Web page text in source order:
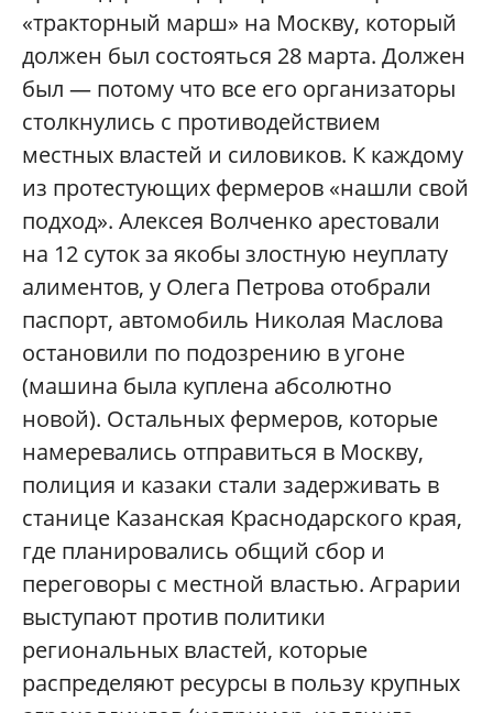
«тракторный марш» на Москву, который
должен был состояться 28 марта. Должен
был — потому что все его организаторы
столкнулись с противодействием
местных властей и силовиков. К каждому
из протестующих фермеров «нашли свой
подход». Алексея Волченко арестовали
на 12 суток за якобы злостную неуплату
алиментов, у Олега Петрова отобрали
паспорт, автомобиль Николая Маслова
остановили по подозрению в угоне
(машина была куплена абсолютно
новой). Остальных фермеров, которые
намеревались отправиться в Москву,
полиция и казаки стали задерживать в
станице Казанская Краснодарского края,
где планировались общий сбор и
переговоры с местной властью. Аграрии
выступают против политики
региональных властей, которые
распределяют ресурсы в пользу крупных